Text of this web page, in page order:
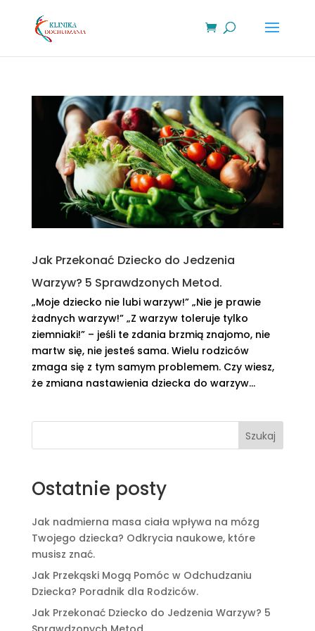
Jak Przekonać Dziecko do Jedzenia
Warzyw? 5 Sprawdzonych Metod.
„Moje dziecko nie lubi warzyw!” „Nie je prawie
żadnych warzyw!” „Z warzyw toleruje tylko
ziemniaki!” – jeśli te zdania brzmią znajomo, nie
martw się, nie jesteś sama. Wielu rodziców
zmaga się z tym samym problemem. Czy wiesz,
że zmiana nastawienia dziecka do warzyw...
Szukaj
Ostatnie posty
Jak nadmierna masa ciała wpływa na mózg
Twojego dziecka? Odkrycia naukowe, które
musisz znać.
Jak Przekąski Mogą Pomóc w Odchudzaniu
Dziecka? Poradnik dla Rodziców.
Jak Przekonać Dziecko do Jedzenia Warzyw? 5